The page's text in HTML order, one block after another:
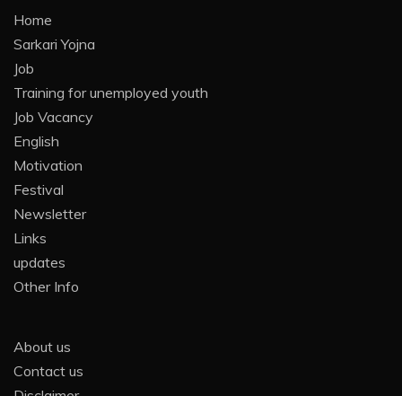
Home
Sarkari Yojna
Job
Training for unemployed youth
Job Vacancy
English
Motivation
Festival
Newsletter
Links
updates
Other Info
About us
Contact us